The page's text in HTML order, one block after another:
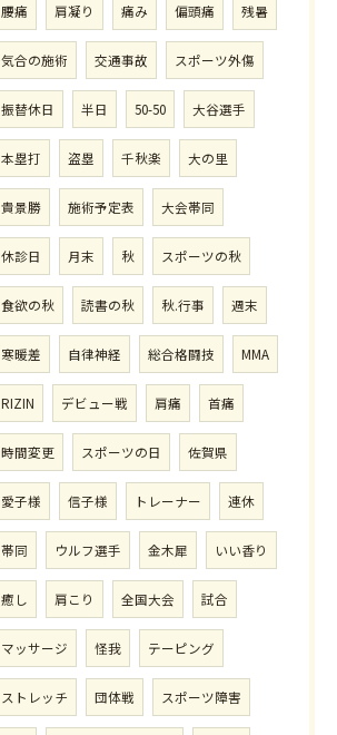
腰痛 肩凝り 痛み 偏頭痛 残暑
気合の施術 交通事故 スポーツ外傷
振替休日 半日 50-50 大谷選手
本塁打 盗塁 千秋楽 大の里
貴景勝 施術予定表 大会帯同
休診日 月末 秋 スポーツの秋
食欲の秋 読書の秋 秋.行事 週末
寒暖差 自律神経 総合格闘技 MMA
RIZIN デビュー戦 肩痛 首痛
時間変更 スポーツの日 佐賀県
愛子様 信子様 トレーナー 連休
帯同 ウルフ選手 金木犀 いい香り
癒し 肩こり 全国大会 試合
マッサージ 怪我 テーピング
ストレッチ 団体戦 スポーツ障害